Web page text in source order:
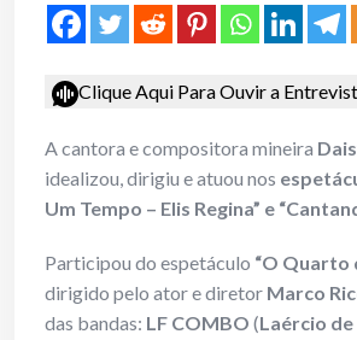
Clique Aqui Para Ouvir a
A cantora e compositora mineira
idealizou, dirigiu e atuou nos
Um Tempo – Elis Regina” e
Participou do espetáculo “O Quarto
dirigido pelo ator e diretor Marco
das bandas: LF COMBO (Laércio